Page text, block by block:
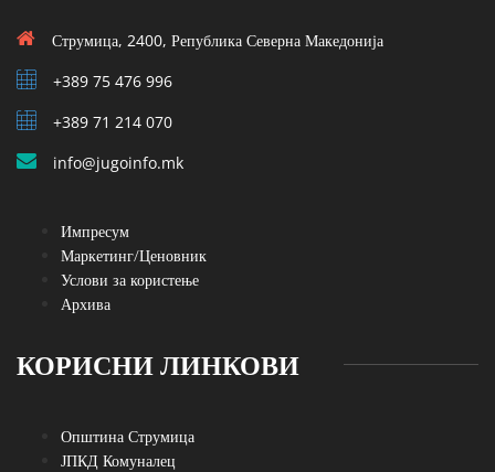
Струмица, 2400, Република Северна Македонија
+389 75 476 996
+389 71 214 070
info@jugoinfo.mk
Импресум
Маркетинг/Ценовник
Услови за користење
Архива
КОРИСНИ ЛИНКОВИ
Општина Струмица
ЈПКД Комуналец